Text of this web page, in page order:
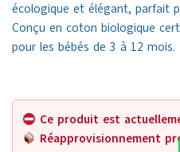
écologique et élégant, parfait
Conçu en coton biologique
pour les bébés de 3 à 12 mois.
Ce produit est
Réapprovisionnement